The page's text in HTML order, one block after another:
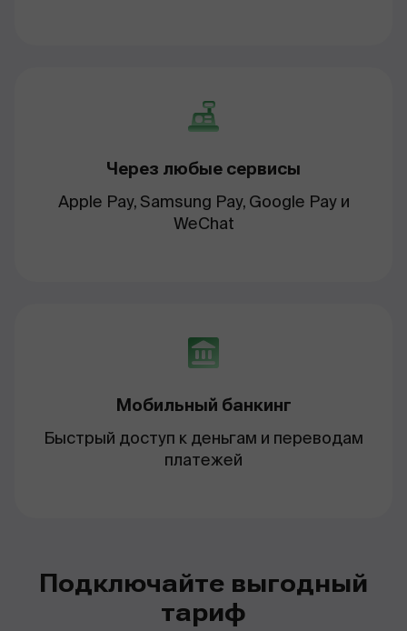
Через любые сервисы
Apple Pay, Samsung Pay, Google Pay и
WeChat
Мобильный банкинг
Быстрый доступ к деньгам и переводам
платежей
Подключайте выгодный
тариф